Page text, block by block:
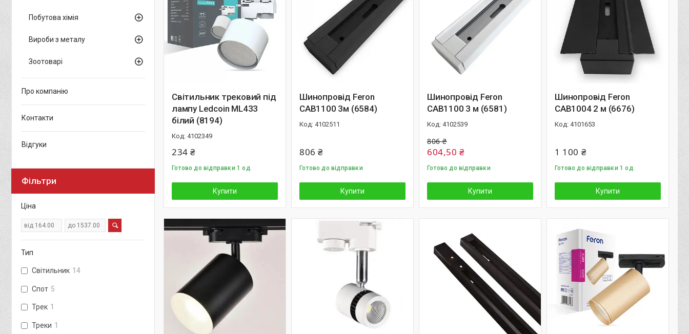
Світильник трековий під
лампу Ledcoin ML433
білий (8194)
4102349
234 ₴
Готово до відправки 1 од.
Купити
Шинопровід Feron
CAB1100 3м (6584)
4102511
806 ₴
Готово до відправки
Купити
Шинопровід Feron
CAB1100 3 м (6581)
4102539
806 ₴
604,50 ₴
Готово до відправки
Купити
Шинопровід Feron
CAB1004 2 м (6676)
4101653
1 100 ₴
Готово до відправки 1 од.
Купити
Побутова хімія
Вироби з металу
Зоотоварі
Про компанію
Контакти
Відгуки
Фільтри
Ціна
Тип
Світильник 14
Спот 5
Трек 1
Треки 1